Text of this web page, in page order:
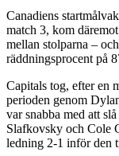
Canadiens
match 3, kom
mellan stolparna –
räddningsprocent på
Capitals tog, efter en
perioden genom
var snabba med att
Slafkovsky och Cole
ledning 2-1 inför den